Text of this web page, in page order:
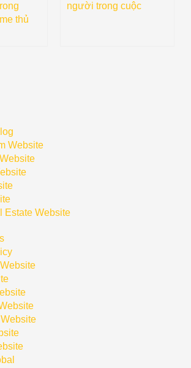
thủ
người trong cuộc
Website
Estate Website